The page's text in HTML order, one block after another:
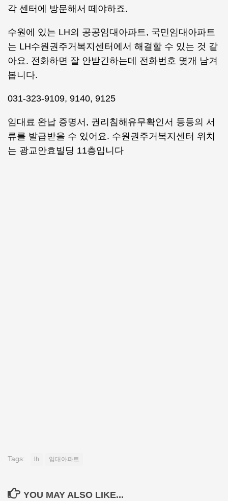
각 센터에 방문해서 떼야하죠.
수원에 있는 LH의 공공임대아파트, 국민임대아파트
는 LH수원권주거복지센터에서 해결할 수 있는 것 같
아요. 전화하면 잘 안받긴하는데 전화번호 몇개 남겨
봅니다.
031-323-9109, 9140, 9125
임대료 완납 증명서, 권리침해유무확인서 등등의 서
류를 발급받을 수 있어요. 수원권주거복지센터 위치
는 광교안효빌딩 11층입니다
Tags: lh 임대아파트
YOU MAY ALSO LIKE...